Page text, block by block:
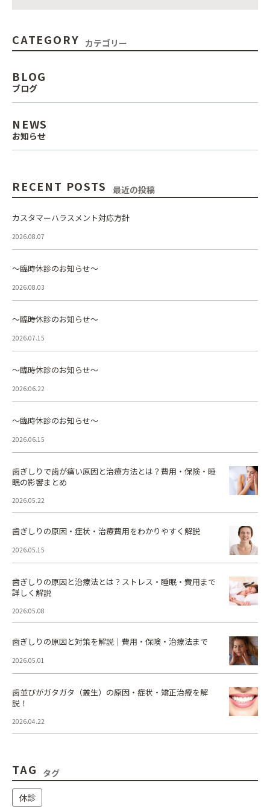
CATEGORY カテゴリー
BLOG
ブログ
NEWS
お知らせ
RECENT POSTS 最近の投稿
カスタマーハラスメント対応方針
2026.08.07
～臨時休診のお知らせ～
2026.08.03
～臨時休診のお知らせ～
2026.07.15
～臨時休診のお知らせ～
2026.06.22
～臨時休診のお知らせ～
2026.06.15
歯ぎしりで歯が痛い原因と治療方法とは？費用・保険・睡
眠の影響まとめ
2026.05.22
歯ぎしりの原因・症状・治療費用をわかりやすく解説
2026.05.15
歯ぎしりの原因と治療法とは？ストレス・睡眠・費用まで
詳しく解説
2026.05.08
歯ぎしりの原因と対策を解説｜費用・保険・治療法まで
2026.05.01
歯並びがガタガタ（叢生）の原因・症状・矯正治療を解
説！
2026.04.22
TAG タグ
休診